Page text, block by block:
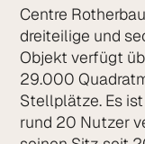
Centre
dreiteilige und
Objekt verfügt
29.000
Stellplätze. Es
rund 20 Nutzer